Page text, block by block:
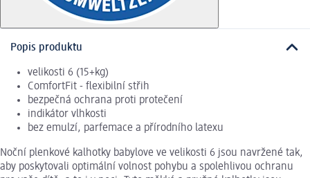
Popis produktu
velikosti 6 (15+kg)
ComfortFit - ﬂexibilní střih
bezpečná ochrana proti protečení
indikátor vlhkosti
bez emulzí, parfemace a přírodního latexu
Noční plenkové kalhotky babylove ve velikosti 6 jsou navržené tak,
aby poskytovali optimální volnost pohybu a spolehlivou ochranu